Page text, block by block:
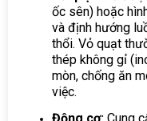
ốc sên) hoặc
và định hướng
thổi. Vỏ quạt
thép không gỉ
mòn, chống ăn
việc.